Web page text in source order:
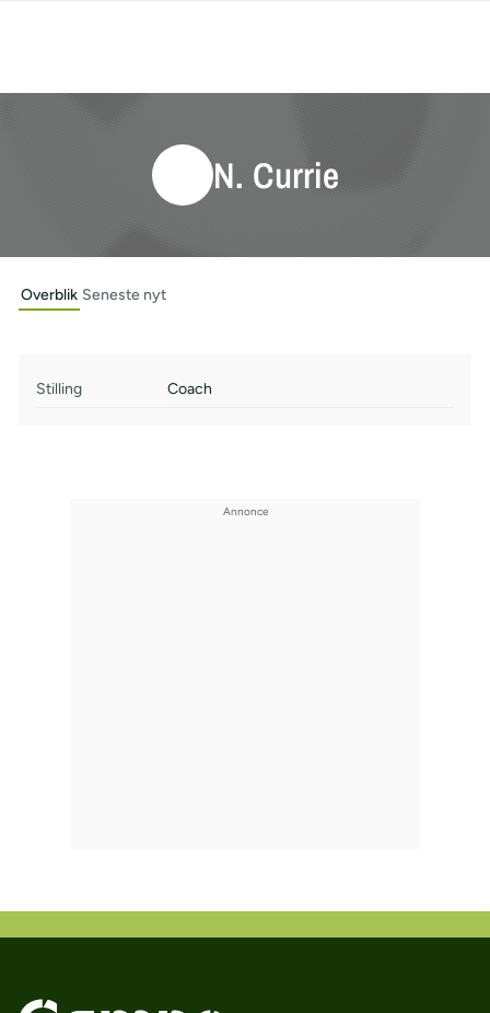
N. Currie
Overblik Seneste nyt
Stilling Coach